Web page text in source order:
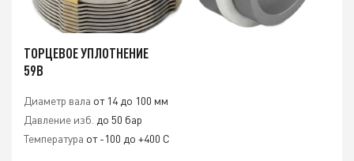
ТОРЦЕВОЕ УПЛОТНЕНИЕ
59B
Диаметр вала от 14 до 100 мм
Давление изб. до 50 бар
Температура от -100 до +400 С